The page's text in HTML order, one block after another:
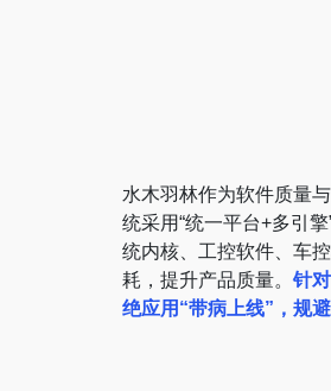
水木羽林作为软件质量
统采用“统一平台+多引
统内核、工控软件、车
耗，提升产品质量。 针
绝应用“带病上线”，规